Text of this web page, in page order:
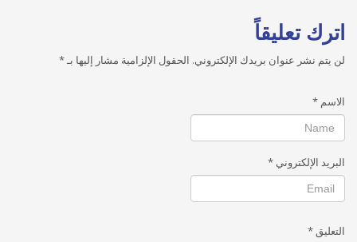
اترك تعليقاً
لن يتم نشر عنوان بريدك الإلكتروني. الحقول الإلزامية مشار إليها بـ*
التعليق *
الاسم *
البريد الإلكتروني *